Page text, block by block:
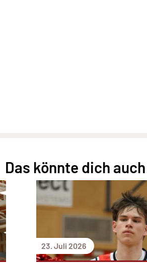
Das könnte dich
23. Juli 2026